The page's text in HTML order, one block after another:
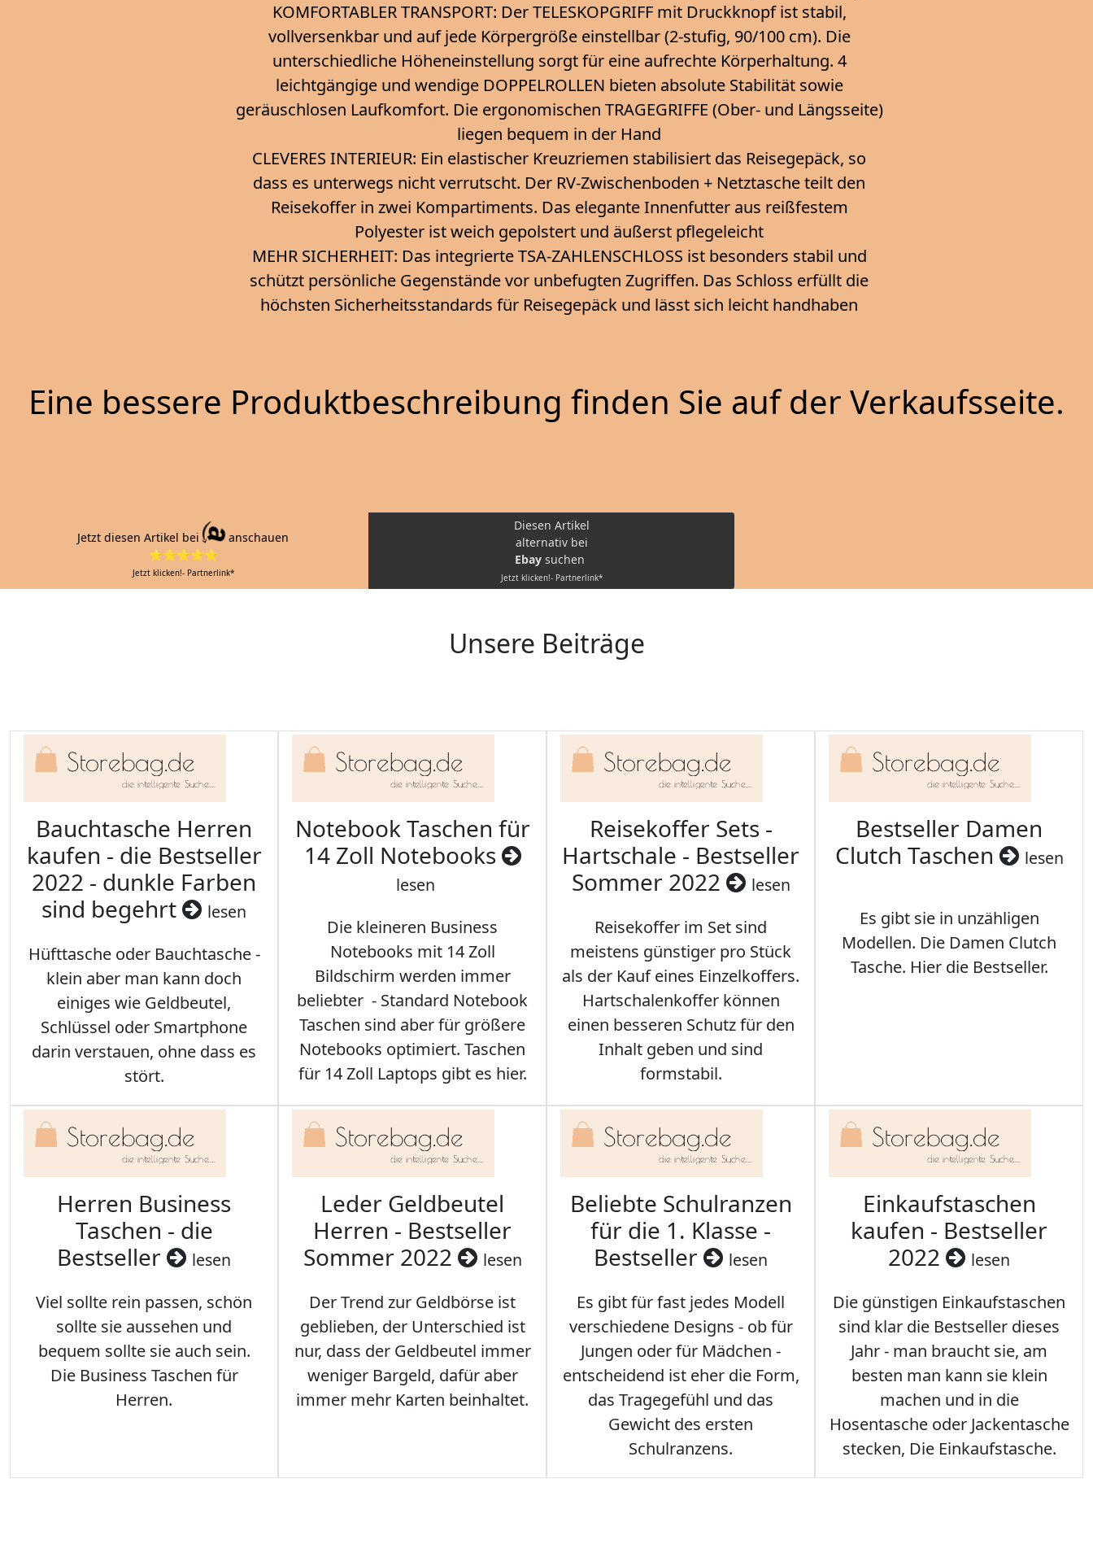
KOMFORTABLER TRANSPORT: Der TELESKOPGRIFF mit Druckknopf ist stabil,
vollversenkbar und auf jede Körpergröße einstellbar (2-stufig, 90/100 cm). Die
unterschiedliche Höheneinstellung sorgt für eine aufrechte Körperhaltung. 4
leichtgängige und wendige DOPPELROLLEN bieten absolute Stabilität sowie
geräuschlosen Laufkomfort. Die ergonomischen TRAGEGRIFFE (Ober- und Längsseite)
liegen bequem in der Hand
CLEVERES INTERIEUR: Ein elastischer Kreuzriemen stabilisiert das Reisegepäck, so
dass es unterwegs nicht verrutscht. Der RV-Zwischenboden + Netztasche teilt den
Reisekoffer in zwei Kompartiments. Das elegante Innenfutter aus reißfestem
Polyester ist weich gepolstert und äußerst pflegeleicht
MEHR SICHERHEIT: Das integrierte TSA-ZAHLENSCHLOSS ist besonders stabil und
schützt persönliche Gegenstände vor unbefugten Zugriffen. Das Schloss erfüllt die
höchsten Sicherheitsstandards für Reisegepäck und lässt sich leicht handhaben
Eine bessere Produktbeschreibung finden Sie auf der Verkaufsseite.
Jetzt diesen Artikel bei
anschauen
⭐⭐⭐⭐⭐
Jetzt klicken!- Partnerlink*
Diesen Artikel
alternativ bei
Ebay suchen
Jetzt klicken!- Partnerlink*
Unsere Beiträge
Bauchtasche Herren
kaufen - die Bestseller
2022 - dunkle Farben
sind begehrt
lesen
Hüfttasche oder Bauchtasche -
klein aber man kann doch
einiges wie Geldbeutel,
Schlüssel oder Smartphone
darin verstauen, ohne dass es
stört.
Notebook Taschen für
14 Zoll Notebooks
lesen
Die kleineren Business
Notebooks mit 14 Zoll
Bildschirm werden immer
beliebter - Standard Notebook
Taschen sind aber für größere
Notebooks optimiert. Taschen
für 14 Zoll Laptops gibt es hier.
Reisekoffer Sets -
Hartschale - Bestseller
Sommer 2022
lesen
Reisekoffer im Set sind
meistens günstiger pro Stück
als der Kauf eines Einzelkoffers.
Hartschalenkoffer können
einen besseren Schutz für den
Inhalt geben und sind
formstabil.
Bestseller Damen
Clutch Taschen
lesen
Es gibt sie in unzähligen
Modellen. Die Damen Clutch
Tasche. Hier die Bestseller.
Herren Business
Taschen - die
Bestseller
lesen
Viel sollte rein passen, schön
sollte sie aussehen und
bequem sollte sie auch sein.
Die Business Taschen für
Herren.
Leder Geldbeutel
Herren - Bestseller
Sommer 2022
lesen
Der Trend zur Geldbörse ist
geblieben, der Unterschied ist
nur, dass der Geldbeutel immer
weniger Bargeld, dafür aber
immer mehr Karten beinhaltet.
Beliebte Schulranzen
für die 1. Klasse -
Bestseller
lesen
Es gibt für fast jedes Modell
verschiedene Designs - ob für
Jungen oder für Mädchen -
entscheidend ist eher die Form,
das Tragegefühl und das
Gewicht des ersten
Schulranzens.
Einkaufstaschen
kaufen - Bestseller
2022
lesen
Die günstigen Einkaufstaschen
sind klar die Bestseller dieses
Jahr - man braucht sie, am
besten man kann sie klein
machen und in die
Hosentasche oder Jackentasche
stecken, Die Einkaufstasche.